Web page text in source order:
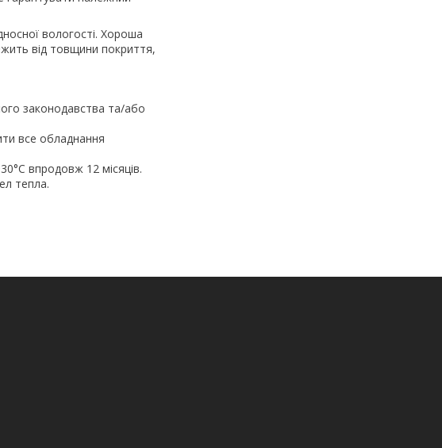
вологості. Хороша
від товщини покриття,
законодавства та/або
все обладнання
впродовж 12 місяців.
тепла.